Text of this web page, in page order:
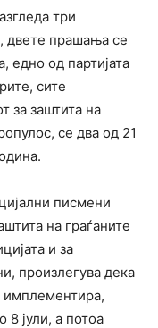
три
двете прашања се
едно од партијата
сите
за заштита на
се два од 21
писмени
на граѓаните
и за
произлегува дека
имплементира,
јули, а потоа